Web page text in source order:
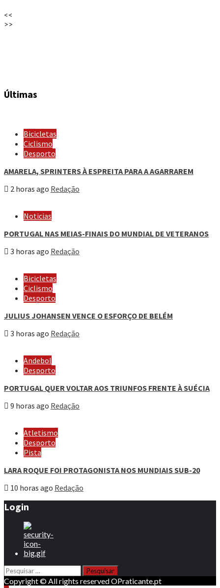
<<
>>
Últimas
Bicicletas
Ciclismo
Desporto
AMARELA, SPRINTERS À ESPREITA PARA A AGARRAREM
2 horas ago Redação
Noticias
PORTUGAL NAS MEIAS-FINAIS DO MUNDIAL DE VETERANOS
3 horas ago Redação
Bicicletas
Ciclismo
Desporto
JULIUS JOHANSEN VENCE O ESFORÇO DE BELÉM
3 horas ago Redação
Andebol
Desporto
PORTUGAL QUER VOLTAR AOS TRIUNFOS FRENTE À SUÉCIA
9 horas ago Redação
Atletismo
Desporto
Pista
LARA ROQUE FOI PROTAGONISTA NOS MUNDIAIS SUB-20
10 horas ago Redação
Login
Pesquisar
por:
Copyright © All rights reserved OPraticante.pt